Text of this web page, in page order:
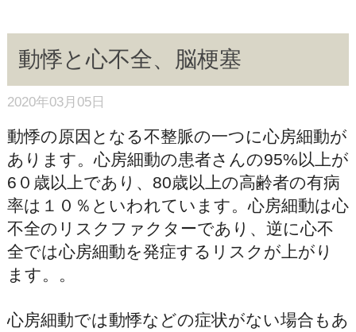
動悸と心不全、脳梗塞
2020年03月05日
動悸の原因となる不整脈の一つに心房細動が
あります。心房細動の患者さんの95%以上が
6０歳以上であり、80歳以上の高齢者の有病
率は１０％といわれています。心房細動は心
不全のリスクファクターであり、逆に心不
全では心房細動を発症するリスクが上がり
ます。。
心房細動では動悸などの症状がない場合もあ